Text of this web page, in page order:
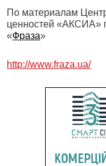
По материалам
ценностей «АКСИА»
«Фраза»
http://www.fraza.ua/